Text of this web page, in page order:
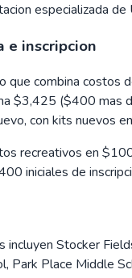
especializada de
e inscripcion
que combina
$3,425 ($400 mas
con kits nuevos
recreativos en
iniciales de
incluyen Stocker
Park Place Middle